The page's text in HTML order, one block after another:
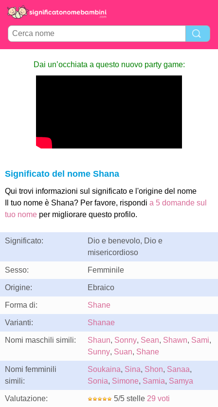
Dai un’occhiata a questo nuovo party game:
Significato del nome Shana
Qui trovi informazioni sul significato e l'origine del nome
Il tuo nome è Shana? Per favore, rispondi a 5 domande sul
tuo nome per migliorare questo profilo.
Significato:
Dio e benevolo, Dio e
misericordioso
Sesso: Femminile
Origine: Ebraico
Forma di: Shane
Varianti: Shanae
Nomi maschili simili: Shaun, Sonny, Sean, Shawn, Sami,
Sunny, Suan, Shane
Nomi femminili
simili:
Soukaina, Sina, Shon, Sanaa,
Sonia, Simone, Samia, Samya
Valutazione: 5/5 stelle 29 voti